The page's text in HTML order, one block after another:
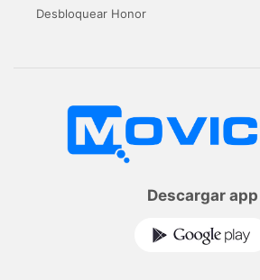
Desbloquear Honor
Descargar app